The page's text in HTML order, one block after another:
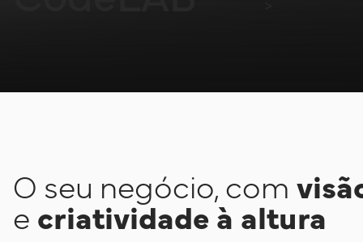
O seu negócio, com
e criatividade à altura